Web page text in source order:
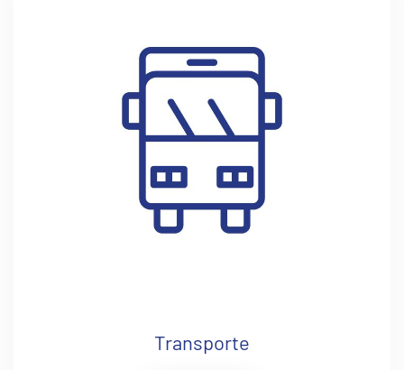
Transporte